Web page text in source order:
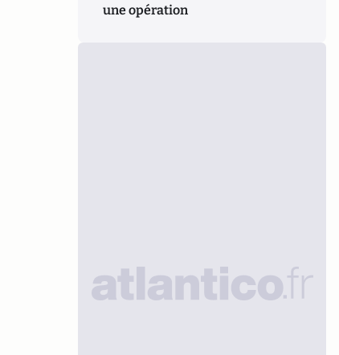
une opération